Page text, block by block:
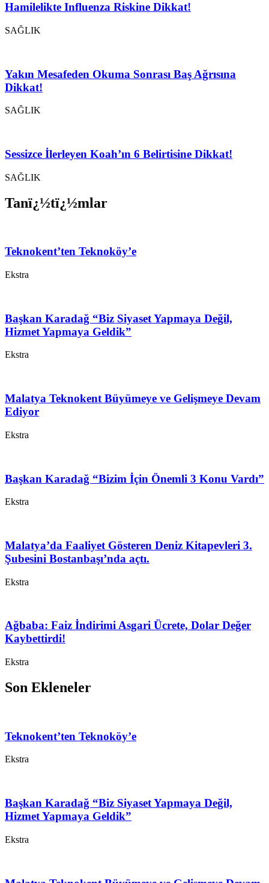
Hamilelikte Influenza Riskine Dikkat!
SAĞLIK
Yakın Mesafeden Okuma Sonrası Baş Ağrısına
Dikkat!
SAĞLIK
Sessizce İlerleyen Koah’ın 6 Belirtisine Dikkat!
SAĞLIK
Tanï¿½tï¿½mlar
Teknokent’ten Teknoköy’e
Ekstra
Başkan Karadağ “Biz Siyaset Yapmaya Değil,
Hizmet Yapmaya Geldik”
Ekstra
Malatya Teknokent Büyümeye ve Gelişmeye Devam
Ediyor
Ekstra
Başkan Karadağ “Bizim İçin Önemli 3 Konu Vardı”
Ekstra
Malatya’da Faaliyet Gösteren Deniz Kitapevleri 3.
Şubesini Bostanbaşı’nda açtı.
Ekstra
Ağbaba: Faiz İndirimi Asgari Ücrete, Dolar Değer
Kaybettirdi!
Ekstra
Son Ekleneler
Teknokent’ten Teknoköy’e
Ekstra
Başkan Karadağ “Biz Siyaset Yapmaya Değil,
Hizmet Yapmaya Geldik”
Ekstra